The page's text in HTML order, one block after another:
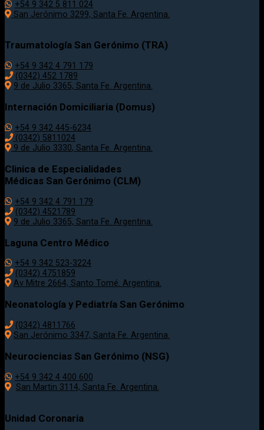
+54 9 342 5 811 024
San Jerónimo 3299, Santa Fe. Argentina.
Traumatología San Gerónimo (TRA)
+54 9 342 4 791 179
(0342) 452 1789
9 de Julio 3365, Santa Fe. Argentina.
Internación Domiciliaria (Domus)
+54 9 342 445-6234
(0342) 5811024
9 de Julio 3330, Santa Fe. Argentina.
Clinica de Especialidades
Médicas San Gerónimo (CLM)
+54 9 342 4 791 179
(0342) 4521789
9 de Julio 3365, Santa Fe. Argentina.
Laguna Centro Médico
+54 9 342 523-3224
(0342) 4751859
Av Mitre 2664, Santo Tomé. Argentina.
Neonatología y Pediatría San Gerónimo
(0342) 4811766
San Jerónimo 3347, Santa Fe. Argentina.
Neurociencias San Gerónimo (NSG)
+54 9 342 4 400 600
San Martin 3114, Santa Fe. Argentina.
Unidad Coronaria